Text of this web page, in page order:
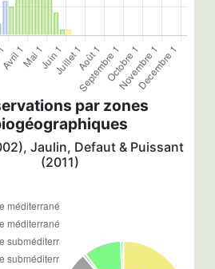
par zones
Jaulin, Defaut & Puissant
(2011)